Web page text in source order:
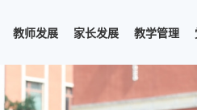
教师发展 家长发展 教学管理